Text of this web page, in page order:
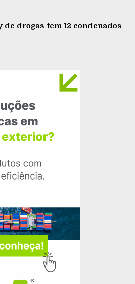
drogas tem 12 condenados